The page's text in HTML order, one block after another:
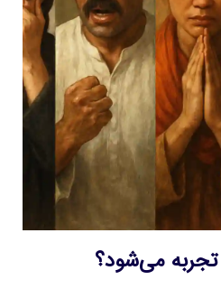
می‌شود؟